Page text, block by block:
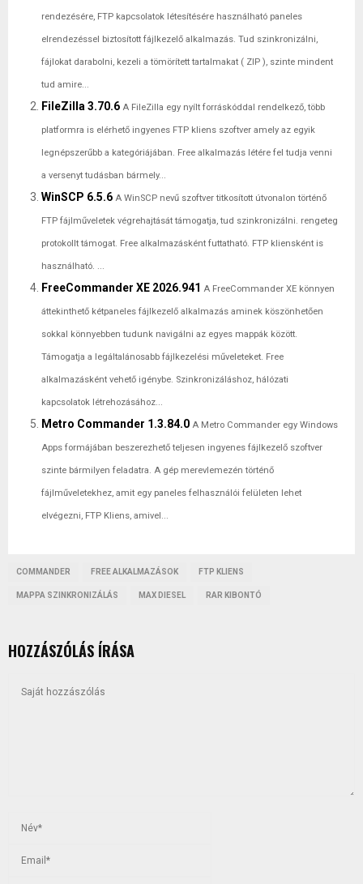
rendezésére, FTP kapcsolatok létesítésére használható paneles
elrendezéssel biztosított fájlkezelő alkalmazás. Tud szinkronizálni,
fájlokat darabolni, kezeli a tömörített tartalmakat ( ZIP ), szinte mindent
tud amire...
FileZilla 3.70.6 A FileZilla egy nyílt forráskóddal rendelkező, több
platformra is elérhető ingyenes FTP kliens szoftver amely az egyik
legnépszerűbb a kategóriájában. Free alkalmazás létére fel tudja venni
a versenyt tudásban bármely...
WinSCP 6.5.6 A WinSCP nevű szoftver titkosított útvonalon történő
FTP fájlműveletek végrehajtását támogatja, tud szinkronizálni. rengeteg
protokollt támogat. Free alkalmazásként futtatható. FTP kliensként is
használható. ...
FreeCommander XE 2026.941 A FreeCommander XE könnyen
áttekinthető kétpaneles fájlkezelő alkalmazás aminek köszönhetően
sokkal könnyebben tudunk navigálni az egyes mappák között.
Támogatja a legáltalánosabb fájlkezelési műveleteket. Free
alkalmazásként vehető igénybe. Szinkronizáláshoz, hálózati
kapcsolatok létrehozásához...
Metro Commander 1.3.84.0 A Metro Commander egy Windows
Apps formájában beszerezhető teljesen ingyenes fájlkezelő szoftver
szinte bármilyen feladatra. A gép merevlemezén történő
fájlműveletekhez, amit egy paneles felhasználói felületen lehet
elvégezni, FTP Kliens, amivel...
COMMANDER FREE ALKALMAZÁSOK FTP KLIENS
MAPPA SZINKRONIZÁLÁS MAX DIESEL RAR KIBONTÓ
HOZZÁSZÓLÁS ÍRÁSA